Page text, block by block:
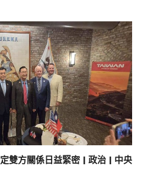
雙方關係日益緊密 | 政治 | 中央